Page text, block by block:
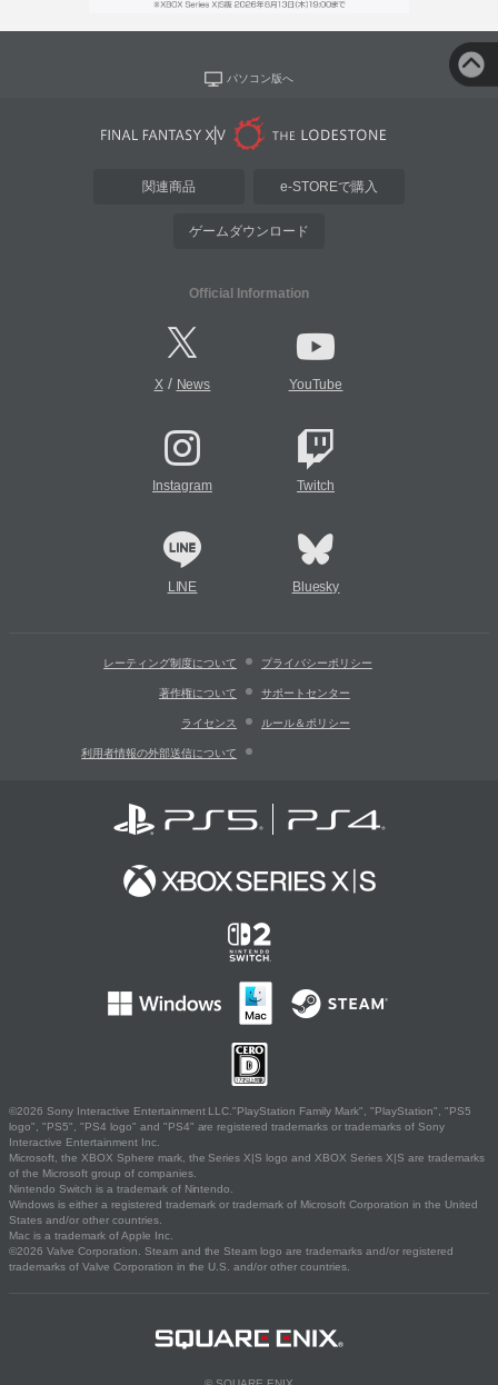
パソコン版へ
関連商品 e-STOREで購入
ゲームダウンロード
Official Information
X/ News YouTube
Instagram Twitch
LINE Bluesky
レーティング制度について プライバシーポリシー
著作権について サポートセンター
ライセンス ルール＆ポリシー
利用者情報の外部送信について
©2026 Sony Interactive Entertainment LLC."PlayStation Family Mark", "PlayStation", "PS5
logo", "PS5", "PS4 logo" and "PS4" are registered trademarks or trademarks of Sony
Interactive Entertainment Inc.
Microsoft, the XBOX Sphere mark, the Series X|S logo and XBOX Series X|S are trademarks
of the Microsoft group of companies.
Nintendo Switch is a trademark of Nintendo.
Windows is either a registered trademark or trademark of Microsoft Corporation in the United
States and/or other countries.
Mac is a trademark of Apple Inc.
©2026 Valve Corporation. Steam and the Steam logo are trademarks and/or registered
trademarks of Valve Corporation in the U.S. and/or other countries.